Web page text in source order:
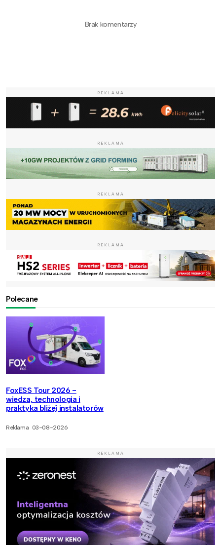
Brak komentarzy
REKLAMA
REKLAMA
REKLAMA
REKLAMA
Polecane
FoxESS Tour 2026 -
wiedza, technologia i
praktyka bliżej instalatorów
Reklama 03-08-2026
REKLAMA